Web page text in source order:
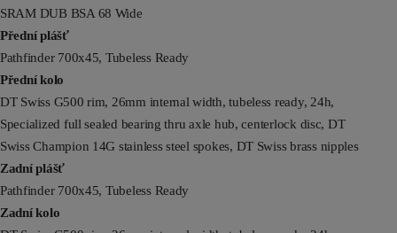
SRAM DUB BSA 68 Wide
Přední plášť
Pathfinder 700x45, Tubeless Ready
Přední kolo
DT Swiss G500 rim, 26mm internal width, tubeless ready, 24h,
Specialized full sealed bearing thru axle hub, centerlock disc, DT
Swiss Champion 14G stainless steel spokes, DT Swiss brass nipples
Zadní plášť
Pathfinder 700x45, Tubeless Ready
Zadní kolo